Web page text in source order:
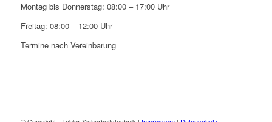
Montag bis Donnerstag: 08:00 – 17:00 Uhr
Freitag: 08:00 – 12:00 Uhr
Termine nach Vereinbarung